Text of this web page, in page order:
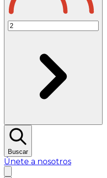
Buscar
Únete a nosotros